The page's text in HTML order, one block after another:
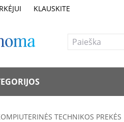
KLAUSKITE
TECHNIKOS PREKĖS